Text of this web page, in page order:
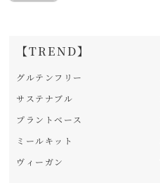
【TREND】
グルテンフリー
サステナブル
プラントベース
ミールキット
ヴィーガン